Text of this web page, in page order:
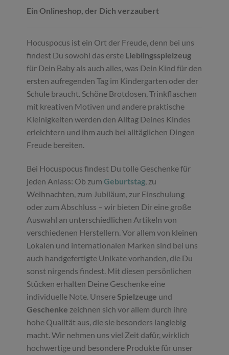
Ein Onlineshop, der Dich verzaubert
Hocuspocus ist ein Ort der Freude, denn bei uns
findest Du sowohl das erste Lieblingsspielzeug
für Dein Baby als auch alles, was Dein Kind für den
ersten aufregenden Tag im Kindergarten oder der
Schule braucht. Schöne Brotdosen, Trinkflaschen
mit kreativen Motiven und andere praktische
Kleinigkeiten werden den Alltag Deines Kindes
erleichtern und ihm auch bei alltäglichen Dingen
Freude bereiten.
Bei Hocuspocus findest Du tolle Geschenke für
jeden Anlass: Ob zumGeburtstag, zu
Weihnachten, zum Jubiläum, zur Einschulung
oder zum Abschluss – wir bieten Dir eine große
Auswahl an unterschiedlichen Artikeln von
verschiedenen Herstellern. Vor allem von kleinen
Lokalen und internationalen Marken sind bei uns
auch handgefertigte Unikate vorhanden, die Du
sonst nirgends findest. Mit diesen persönlichen
Stücken erhalten Deine Geschenke eine
individuelle Note. UnsereSpielzeuge und
Geschenke zeichnen sich vor allem durch ihre
hohe Qualität aus, die sie besonders langlebig
macht. Wir nehmen uns viel Zeit dafür, wirklich
hochwertige und besondere Produkte für unser